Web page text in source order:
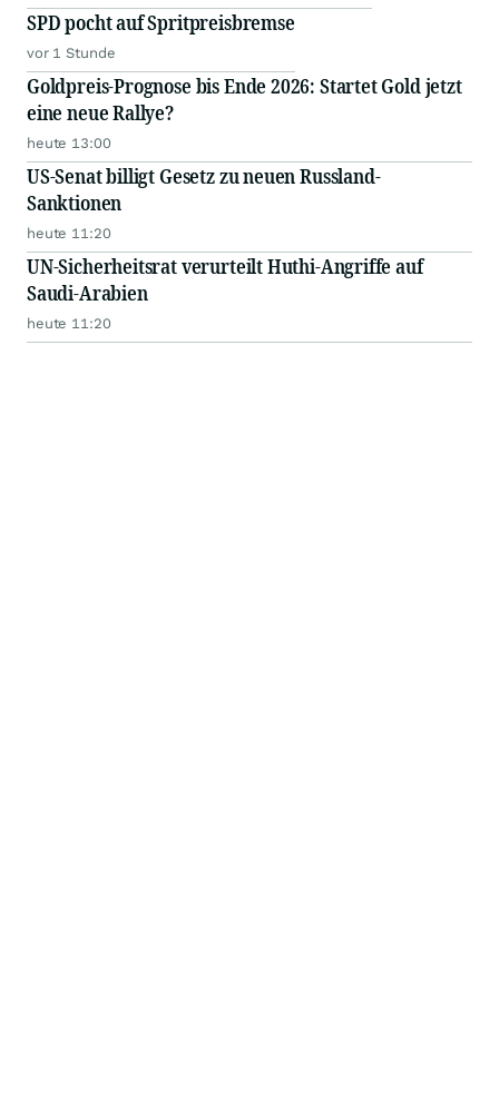
SPD pocht auf Spritpreisbremse
vor 1 Stunde
Goldpreis-Prognose bis Ende 2026: Startet Gold jetzt
eine neue Rallye?
heute 13:00
US-Senat billigt Gesetz zu neuen Russland-
Sanktionen
heute 11:20
UN-Sicherheitsrat verurteilt Huthi-Angriffe auf
Saudi-Arabien
heute 11:20